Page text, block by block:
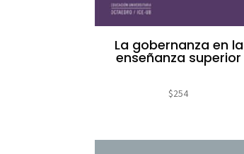
La gobernanza en la
enseñanza superior
$254